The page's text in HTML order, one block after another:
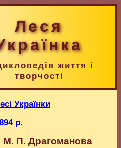
Леся
життя і
творчості
Українки
р.
М. П. Драгоманова